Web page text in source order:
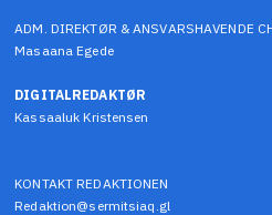
ADM. DIREKTØR & ANSVARSHAVENDE
Masaana Egede
DIGITALREDAKTØR
Kassaaluk Kristensen
KONTAKT REDAKTIONEN
Redaktion@sermitsiaq.gl